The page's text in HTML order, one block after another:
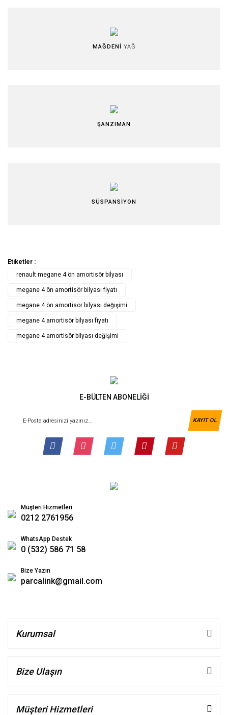
MAĞDENİ YAĞ
ŞANZIMAN
SÜSPANSİYON
Etiketler :
renault megane 4 ön amortisör bilyası
megane 4 ön amortisör bilyası fiyatı
megane 4 ön amortisör bilyası değişimi
megane 4 amortisör bilyası fiyatı
megane 4 amortisör bilyası değişimi
E-BÜLTEN ABONELİĞİ
KAYIT OL
Müşteri Hizmetleri
0212 2761956
WhatsApp Destek
0 (532) 586 71 58
Bize Yazın
parcalink@gmail.com
Kurumsal
Bize Ulaşın
Müşteri Hizmetleri